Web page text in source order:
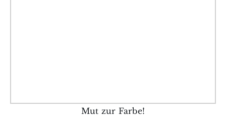
Mut zur Farbe!